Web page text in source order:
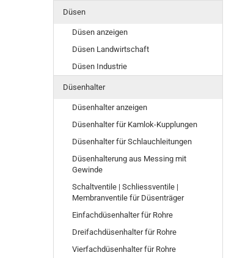
Düsen
Düsen anzeigen
Düsen Landwirtschaft
Düsen Industrie
Düsenhalter
Düsenhalter anzeigen
Düsenhalter für Kamlok-Kupplungen
Düsenhalter für Schlauchleitungen
Düsenhalterung aus Messing mit
Gewinde
Schaltventile | Schliessventile |
Membranventile für Düsenträger
Einfachdüsenhalter für Rohre
Dreifachdüsenhalter für Rohre
Vierfachdüsenhalter für Rohre